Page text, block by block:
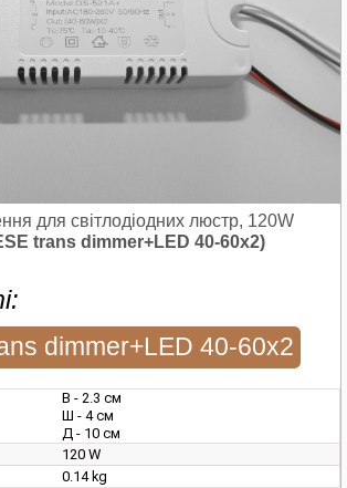
для світлодіодних люстр, 120W
trans dimmer+LED 40-60x2)
dimmer+LED 40-60x2
В - 2.3 см
Ш - 4 см
Д - 10 см
120 W
0.14 kg